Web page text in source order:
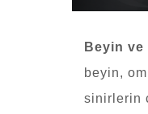
Beyin
beyin,
sinirlerin